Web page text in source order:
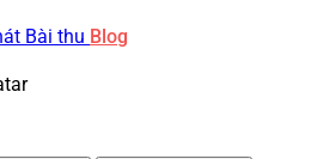
Bài thu Blog